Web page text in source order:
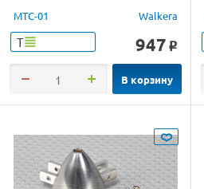
MTC-01 Walkera
Т 947 o
В корзину